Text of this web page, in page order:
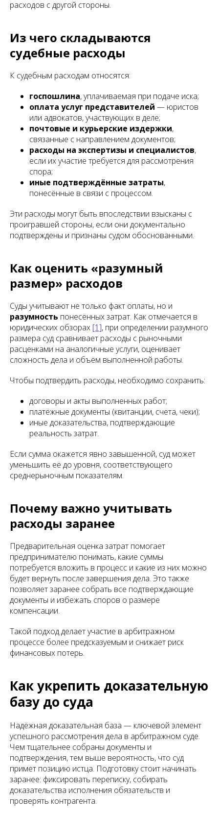
расходов с другой стороны.
Из чего складываются
судебные расходы
К судебным расходам относятся:
госпошлина, уплачиваемая при подаче иска;
оплата услуг представителей — юристов
или адвокатов, участвующих в деле;
почтовые и курьерские издержки,
связанные с направлением документов;
расходы на экспертизы и специалистов,
если их участие требуется для рассмотрения
спора;
иные подтверждённые затраты,
понесённые в связи с процессом.
Эти расходы могут быть впоследствии взысканы с
проигравшей стороны, если они документально
подтверждены и признаны судом обоснованными.
Как оценить «разумный
размер» расходов
Суды учитывают не только факт оплаты, но и
разумность понесённых затрат. Как отмечается в
юридических обзорах [1], при определении разумного
размера суд сравнивает расходы с рыночными
расценками на аналогичные услуги, оценивает
сложность дела и объём выполненной работы.
Чтобы подтвердить расходы, необходимо сохранить:
договоры и акты выполненных работ;
платёжные документы (квитанции, счета, чеки);
иные доказательства, подтверждающие
реальность затрат.
Если сумма окажется явно завышенной, суд может
уменьшить её до уровня, соответствующего
среднерыночным показателям.
Почему важно учитывать
расходы заранее
Предварительная оценка затрат помогает
предпринимателю понимать, какие суммы
потребуется вложить в процесс и какие из них можно
будет вернуть после завершения дела. Это также
позволяет заранее собрать все подтверждающие
документы и избежать споров о размере
компенсации.
Такой подход делает участие в арбитражном
процессе более предсказуемым и снижает риск
финансовых потерь.
Как укрепить доказательную
базу до суда
Надёжная доказательная база — ключевой элемент
успешного рассмотрения дела в арбитражном суде.
Чем тщательнее собраны документы и
подтверждения, тем выше вероятность, что суд
примет позицию истца. Подготовку стоит начинать
заранее: фиксировать переписку, собирать
доказательства исполнения обязательств и
проверять контрагента.